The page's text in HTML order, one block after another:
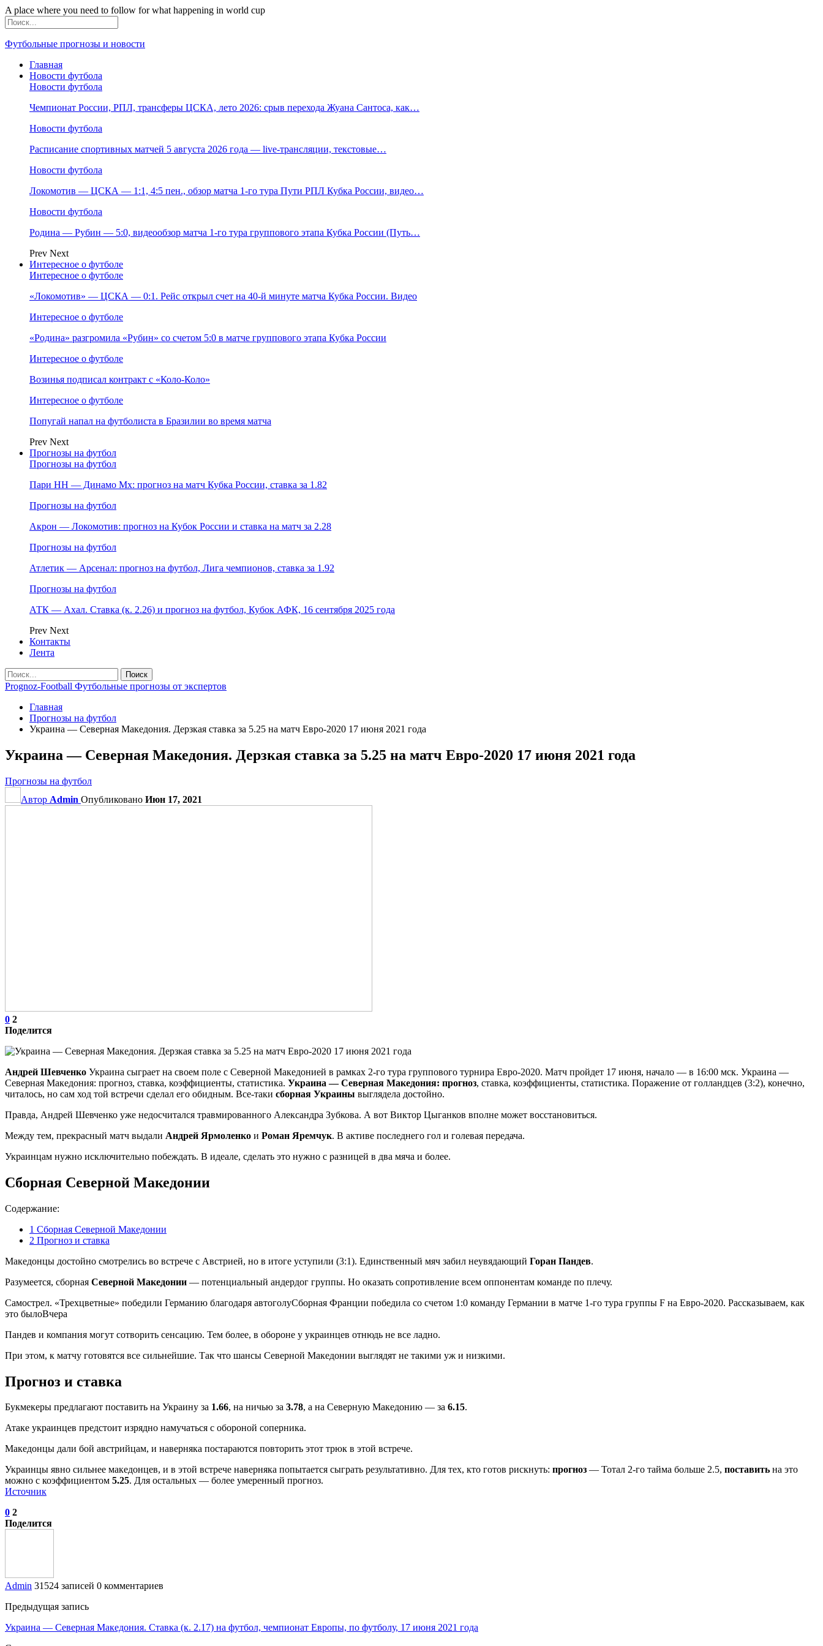
A place where you need to follow for what happening in world cup
Футбольные прогнозы и новости
Главная
Новости футбола
Новости футбола
Чемпионат России, РПЛ, трансферы ЦСКА, лето 2026: срыв перехода Жуана Сантоса, как…
Новости футбола
Расписание спортивных матчей 5 августа 2026 года — live-трансляции, текстовые…
Новости футбола
Локомотив — ЦСКА — 1:1, 4:5 пен., обзор матча 1-го тура Пути РПЛ Кубка России, видео…
Новости футбола
Родина — Рубин — 5:0, видеообзор матча 1-го тура группового этапа Кубка России (Путь…
Prev Next
Интересное о футболе
Интересное о футболе
«Локомотив» — ЦСКА — 0:1. Рейс открыл счет на 40‑й минуте матча Кубка России. Видео
Интересное о футболе
«Родина» разгромила «Рубин» со счетом 5:0 в матче группового этапа Кубка России
Интересное о футболе
Возинья подписал контракт с «Коло‑Коло»
Интересное о футболе
Попугай напал на футболиста в Бразилии во время матча
Prev Next
Прогнозы на футбол
Прогнозы на футбол
Пари НН — Динамо Мх: прогноз на матч Кубка России, ставка за 1.82
Прогнозы на футбол
Акрон — Локомотив: прогноз на Кубок России и ставка на матч за 2.28
Прогнозы на футбол
Атлетик — Арсенал: прогноз на футбол, Лига чемпионов, ставка за 1.92
Прогнозы на футбол
АТК — Ахал. Ставка (к. 2.26) и прогноз на футбол, Кубок АФК, 16 сентября 2025 года
Prev Next
Контакты
Лента
Prognoz-Football Футбольные прогнозы от экспертов
Главная
Прогнозы на футбол
Украина — Северная Македония. Дерзкая ставка за 5.25 на матч Евро-2020 17 июня 2021 года
Украина — Северная Македония. Дерзкая ставка за 5.25 на матч Евро-2020 17 июня 2021 года
Прогнозы на футбол
Автор Admin Опубликовано Июн 17, 2021
0 2
Поделится
Андрей Шевченко Украина сыграет на своем поле с Северной Македонией в рамках 2-го тура группового турнира Евро-2020. Матч пройдет 17 июня, начало — в 16:00 мск. Украина —
Северная Македония: прогноз, ставка, коэффициенты, статистика. Украина — Северная Македония: прогноз, ставка, коэффициенты, статистика. Поражение от голландцев (3:2), конечно,
читалось, но сам ход той встречи сделал его обидным. Все-таки сборная Украины выглядела достойно.
Правда, Андрей Шевченко уже недосчитался травмированного Александра Зубкова. А вот Виктор Цыганков вполне может восстановиться.
Между тем, прекрасный матч выдали Андрей Ярмоленко и Роман Яремчук. В активе последнего гол и голевая передача.
Украинцам нужно исключительно побеждать. В идеале, сделать это нужно с разницей в два мяча и более.
Сборная Северной Македонии
Содержание:
1 Сборная Северной Македонии
2 Прогноз и ставка
Македонцы достойно смотрелись во встрече с Австрией, но в итоге уступили (3:1). Единственный мяч забил неувядающий Горан Пандев.
Разумеется, сборная Северной Македонии — потенциальный андердог группы. Но оказать сопротивление всем оппонентам команде по плечу.
Самострел. «Трехцветные» победили Германию благодаря автоголуСборная Франции победила со счетом 1:0 команду Германии в матче 1-го тура группы F на Евро-2020. Рассказываем, как
это былоВчера
Пандев и компания могут сотворить сенсацию. Тем более, в обороне у украинцев отнюдь не все ладно.
При этом, к матчу готовятся все сильнейшие. Так что шансы Северной Македонии выглядят не такими уж и низкими.
Прогноз и ставка
Букмекеры предлагают поставить на Украину за 1.66, на ничью за 3.78, а на Северную Македонию — за 6.15.
Атаке украинцев предстоит изрядно намучаться с обороной соперника.
Македонцы дали бой австрийцам, и наверняка постараются повторить этот трюк в этой встрече.
Украинцы явно сильнее македонцев, и в этой встрече наверняка попытается сыграть результативно. Для тех, кто готов рискнуть: прогноз — Тотал 2-го тайма больше 2.5, поставить на это
можно с коэффициентом 5.25. Для остальных — более умеренный прогноз.
Источник
0 2
Поделится
Admin 31524 записей 0 комментариев
Предыдущая запись
Украина — Северная Македония. Ставка (к. 2.17) на футбол, чемпионат Европы, по футболу, 17 июня 2021 года